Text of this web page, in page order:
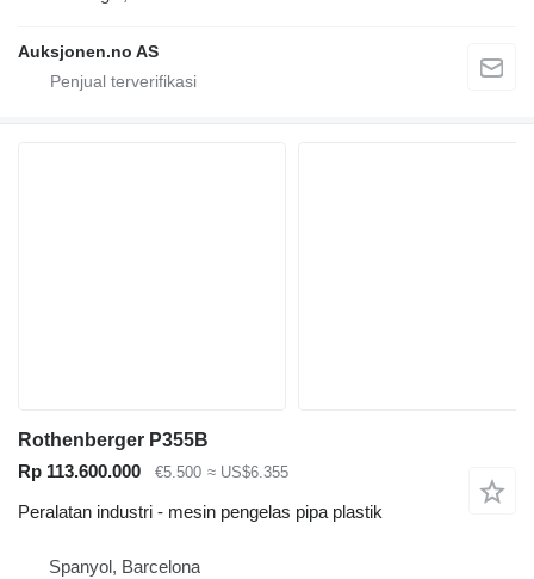
Auksjonen.no AS
Rothenberger P355B
Rp 113.600.000
€5.500 ≈ US$6.355
Peralatan industri - mesin pengelas pipa plastik
Spanyol, Barcelona